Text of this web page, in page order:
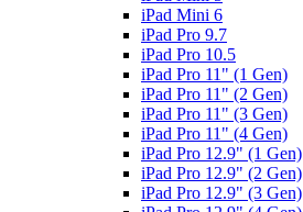
iPad Mini 6
iPad Pro 9.7
iPad Pro 10.5
iPad Pro 11" (1 Gen)
iPad Pro 11" (2 Gen)
iPad Pro 11" (3 Gen)
iPad Pro 11" (4 Gen)
iPad Pro 12.9" (1 Gen)
iPad Pro 12.9" (2 Gen)
iPad Pro 12.9" (3 Gen)